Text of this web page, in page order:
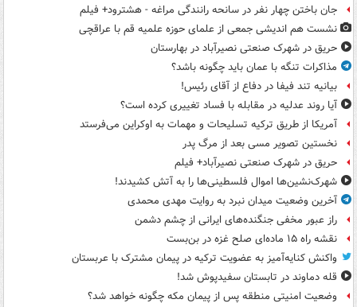
جان باختن چهار نفر در سانحه رانندگی مراغه - هشترود+ فیلم
نشست هم اندیشی جمعی از علمای حوزه علمیه قم با عراقچی
حریق در شهرک صنعتی نصیرآباد در بهارستان
مذاکرات تنگه با عمان باید چگونه باشد؟
بیانیه تند فیفا در دفاع از آقای رئیس!
آیا روند عدلیه در مقابله با فساد تغییری کرده است؟
آمریکا از طریق ترکیه تسلیحات و مهمات به اوکراین می‌فرستد
نخستین تصویر مسی بعد از مرگ پدر
حریق در شهرک صنعتی نصیرآباد+ فیلم
شهرک‌نشین‌ها اموال فلسطینی‌ها را به آتش کشیدند!
آخرین وضعیت میدان نبرد به روایت مهدی محمدی
راز عبور مخفی جنگنده‌های ایرانی از چشم دشمن
نقشه راه ۱۵ ماده‌ای صلح غزه در بن‌بست
واکنش کنایه‌آمیز به عضویت ترکیه در پیمان مشترک با عربستان
قله دماوند در تابستان سفیدپوش شد!
وضعیت امنیتی منطقه پس از پیمان مکه چگونه خواهد شد؟